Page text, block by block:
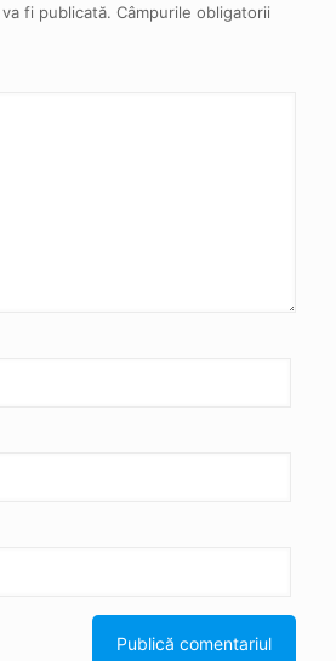
fi publicată. Câmpurile obligatorii